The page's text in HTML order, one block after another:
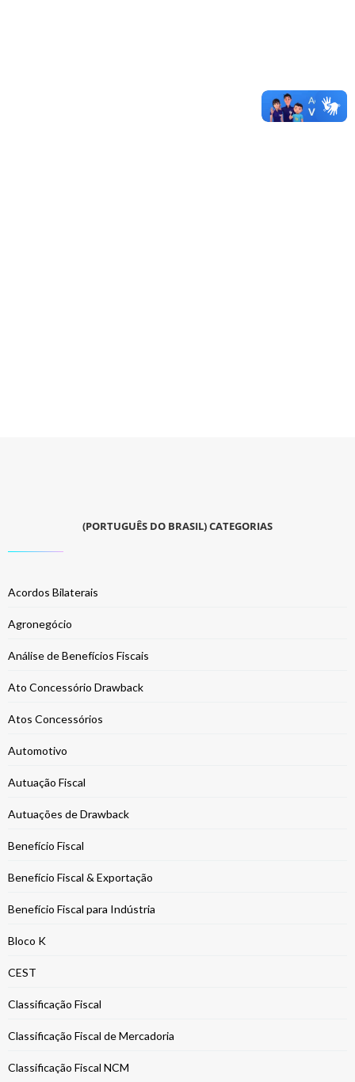
(PORTUGUÊS DO BRASIL) CATEGORIAS
Acordos Bilaterais
Agronegócio
Análise de Benefícios Fiscais
Ato Concessório Drawback
Atos Concessórios
Automotivo
Autuação Fiscal
Autuações de Drawback
Benefício Fiscal
Benefício Fiscal & Exportação
Benefício Fiscal para Indústria
Bloco K
CEST
Classificação Fiscal
Classificação Fiscal de Mercadoria
Classificação Fiscal NCM